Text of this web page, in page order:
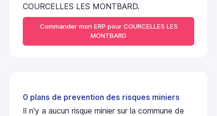
COURCELLES LES MONTBARD.
Commander mon ERP pour COURCELLES LES
MONTBARD
0 plans de prevention des risques miniers
Il n'y a aucun risque minier sur la commune de